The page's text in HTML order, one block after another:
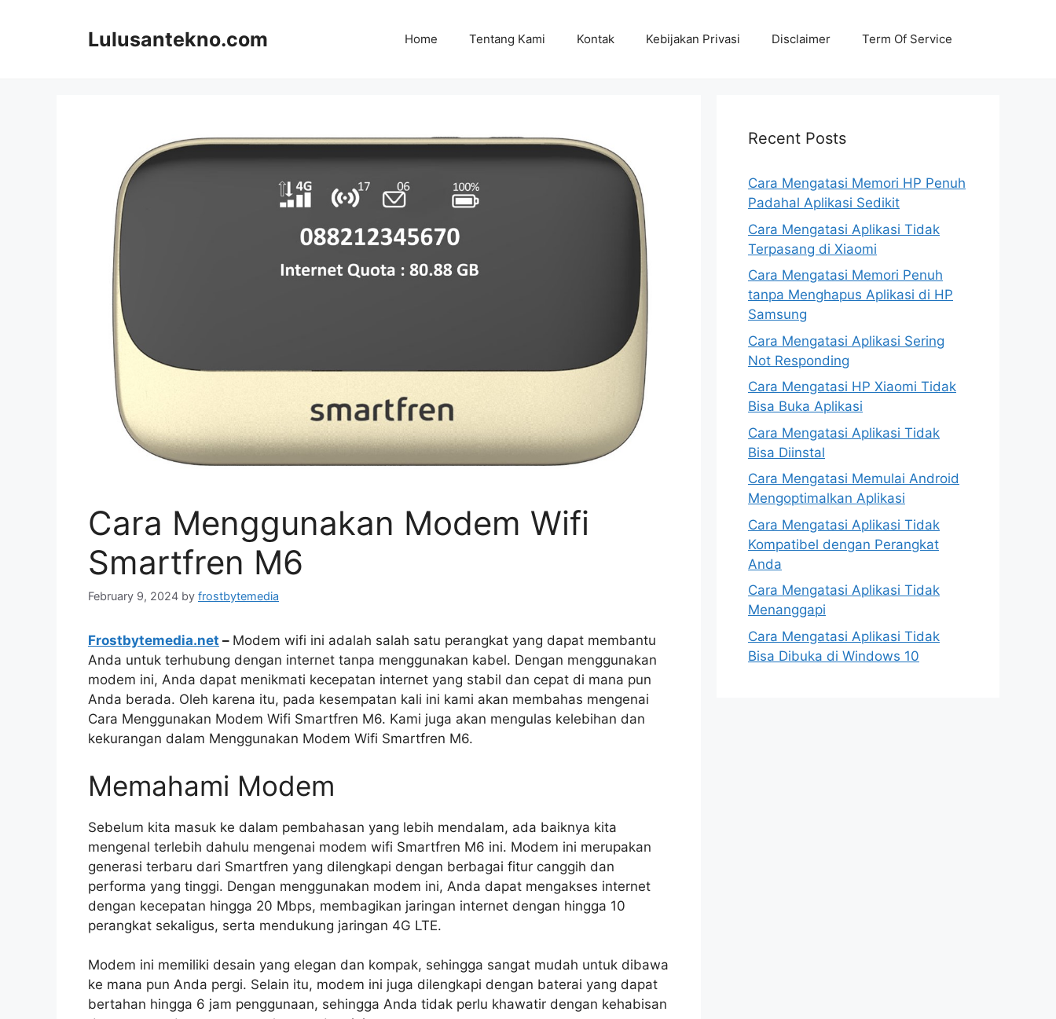
Lulusantekno.com Home Tentang Kami Kontak Kebijakan Privasi Disclaimer Term Of Service
Cara Menggunakan Modem Wifi
Smartfren M6
February 9, 2024 by frostbytemedia
Frostbytemedia.net – Modem wifi ini adalah salah satu perangkat yang dapat membantu
Anda untuk terhubung dengan internet tanpa menggunakan kabel. Dengan menggunakan
modem ini, Anda dapat menikmati kecepatan internet yang stabil dan cepat di mana pun
Anda berada. Oleh karena itu, pada kesempatan kali ini kami akan membahas mengenai
Cara Menggunakan Modem Wifi Smartfren M6. Kami juga akan mengulas kelebihan dan
kekurangan dalam Menggunakan Modem Wifi Smartfren M6.
Memahami Modem
Sebelum kita masuk ke dalam pembahasan yang lebih mendalam, ada baiknya kita
mengenal terlebih dahulu mengenai modem wifi Smartfren M6 ini. Modem ini merupakan
generasi terbaru dari Smartfren yang dilengkapi dengan berbagai fitur canggih dan
performa yang tinggi. Dengan menggunakan modem ini, Anda dapat mengakses internet
dengan kecepatan hingga 20 Mbps, membagikan jaringan internet dengan hingga 10
perangkat sekaligus, serta mendukung jaringan 4G LTE.
Modem ini memiliki desain yang elegan dan kompak, sehingga sangat mudah untuk dibawa
ke mana pun Anda pergi. Selain itu, modem ini juga dilengkapi dengan baterai yang dapat
bertahan hingga 6 jam penggunaan, sehingga Anda tidak perlu khawatir dengan kehabisan
Recent Posts
Cara Mengatasi Memori HP Penuh
Padahal Aplikasi Sedikit
Cara Mengatasi Aplikasi Tidak
Terpasang di Xiaomi
Cara Mengatasi Memori Penuh
tanpa Menghapus Aplikasi di HP
Samsung
Cara Mengatasi Aplikasi Sering
Not Responding
Cara Mengatasi HP Xiaomi Tidak
Bisa Buka Aplikasi
Cara Mengatasi Aplikasi Tidak
Bisa Diinstal
Cara Mengatasi Memulai Android
Mengoptimalkan Aplikasi
Cara Mengatasi Aplikasi Tidak
Kompatibel dengan Perangkat
Anda
Cara Mengatasi Aplikasi Tidak
Menanggapi
Cara Mengatasi Aplikasi Tidak
Bisa Dibuka di Windows 10